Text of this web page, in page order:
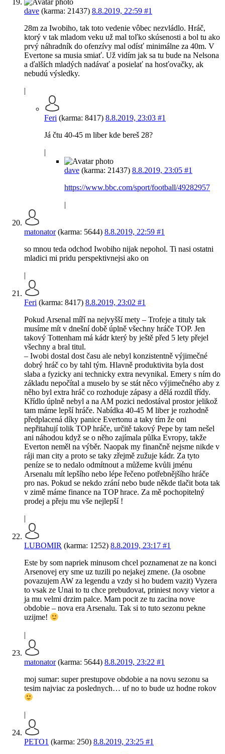
dave (karma: 21437) 8.8.2019, 22:59 #1
28m za Iwobiho, tak toto vedenie vôbec nezvládlo. Hráč,
ktorý v tak mladom veku už mal toľko skúsenosti a bol tu ako
prvý náhradník do ofenzívy mal odísť minimálne za 40m. V
Evertone sa musia smiať. Už vidím jak sa tu bude na Nelsona
a ďalších mladých nadávať a posielať na hosťovačky, ak
nebudú výsledky.
|
Feri (karma: 8417) 8.8.2019, 23:03 #1
Já čtu 40-45 m liber kde bereš 28?
|
dave (karma: 21437) 8.8.2019, 23:05 #1
https://www.bbc.com/sport/football/49282957
|
matonator(karma: 5644) 8.8.2019, 22:59 #1
so mnou teda odchod Iwobiho nijak nepohol. Ti nasi ostatni
mladici mi pridu perspektivnejsi ako on
|
Feri (karma: 8417) 8.8.2019, 23:02 #1
Pokud Arsenal míří na nejvyšší mety – Trofeje a tituly tak
musíme mít v dnešní době úplně všechny hráče TOP. Jen
takový Tottenham má kádr který by ještě před 5 lety přejel
všechny a bral titul.
– Iwobi dostal dost času ale nebyl konzistentně výjimečné
dobrý hráč co by tahl tým. Hlavně produktivita byla dost
slaba a fyzicky ani technicky extra nevynikal. Emery s ním do
základu nepočítal a muselo by se stát něco výjimečného aby z
něho byl extra hráč co rozhoduje zápasy a dělá rozdíl třídy.
Křídlo úplně nebyl a na AM pozici nedostával prostor jelikož
tam máme lepší hráče. Nabídka 40-45 M liber je rozhodně
předplacená díky panice Evertonu a taky tím že oni
nepřitahují tolik TOP hráče, určitě takový Pepe by tam nešel
ani náhodou když se o něho zajímala půlka Evropy, takže
Everton neměl na výběr. Naopak my finančně nejsme nikde v
ráji man city a proto se taky zřejmě zužuje kádr. Za tyto
peníze se to nedalo odmítnout a můžeme kvůli jménu
Arsenalu mít lepšího nebo lépe řečeno potřebnějšího hráče
pro nas. Pokud se nekdo zrání nebo bude někde tlačit bota tak
v zimě máme finance na TOP hrace. Za mě pochopitelný
prodej a přeju mu vše nejlepší !
|
LUBOMIR (karma: 1252) 8.8.2019, 23:17 #1
Este by som napriek minusom chcel poznamenat ze na konci
Arsenovej ery sme uz tuzili po nejakej zmene. (Ja osobne
povazujem AW za legendu a vzdy si ho budem vazit) Vyzera
to vsak ze Unai to tu chce prebudovat, priniest novy vietor a
ja mu velmi drzim palce. Mam pocit ze tu zacina nove
obdobie – nova era Arsenalu. Tak si to tuto sezonu pekne
uzijme!
|
matonator(karma: 5644) 8.8.2019, 23:22 #1
moj sumar: super prestupove obdobie a na novu sezonu sa
tesim najviac za poslednych… uf no to bude uz hodne rokov
|
PETO1 (karma: 250) 8.8.2019, 23:25 #1